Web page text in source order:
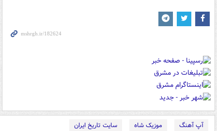
آپ آهنگ موزیک شاه
سایت تاریخ ایران